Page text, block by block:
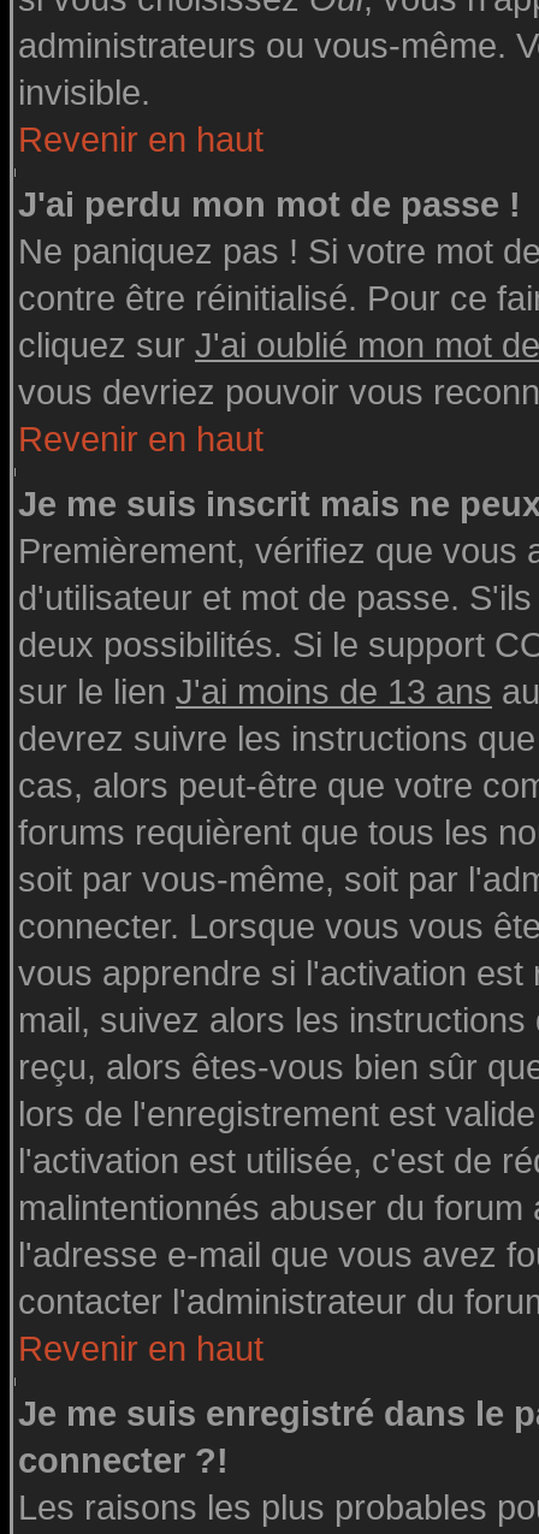
administrateurs ou vous-même.
invisible.
Revenir en haut
J'ai perdu mon mot de passe !
Ne paniquez pas ! Si votre mot
contre être réinitialisé. Pour ce
cliquez sur J'ai oublié mon mot
vous devriez pouvoir vous
Revenir en haut
Je me suis inscrit mais ne
Premièrement, vérifiez que
d'utilisateur et mot de passe.
deux possibilités. Si le support
sur le lien J'ai moins de 13 ans
devrez suivre les instructions
cas, alors peut-être que votre
forums requièrent que tous les
soit par vous-même, soit par
connecter. Lorsque vous vous
vous apprendre si l'activation
mail, suivez alors les
reçu, alors êtes-vous bien sûr
lors de l'enregistrement est
l'activation est utilisée, c'est de
malintentionnés abuser du
l'adresse e-mail que vous avez
contacter l'administrateur du
Revenir en haut
Je me suis enregistré dans le
connecter ?!
Les raisons les plus probables